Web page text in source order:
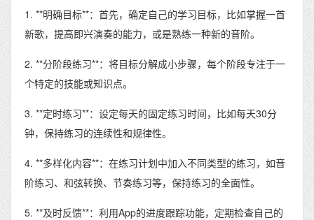
1. **明确目标**：首先，确定自己的学习目标，比如掌握一首
新歌，提高即兴演奏的能力，或是熟练一种新的音阶。
2. **分阶段练习**：将目标分解成小步骤，每个阶段专注于一
个特定的技能或知识点。
3. **定时练习**：设定每天的固定练习时间，比如每天30分
钟，保持练习的连续性和规律性。
4. **多样化内容**：在练习计划中加入不同类型的练习，如音
阶练习、和弦转换、节奏练习等，保持练习的全面性。
5. **及时反馈**：利用App的进度跟踪功能，定期检查自己的